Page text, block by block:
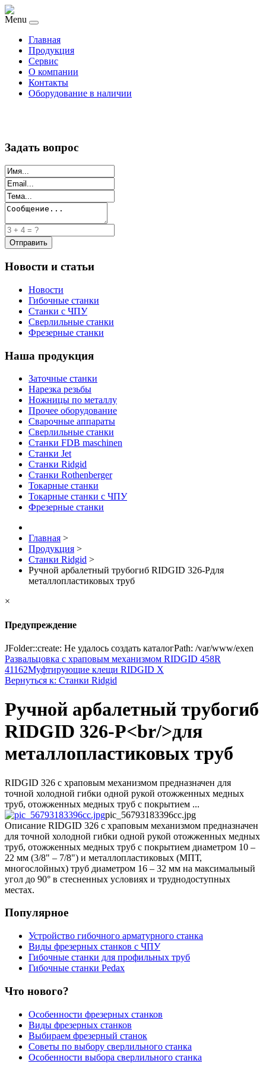
Menu
Главная
Продукция
Сервис
О компании
Контакты
Оборудование в наличии
Задать вопрос
Новости и статьи
Новости
Гибочные станки
Станки с ЧПУ
Сверлильные станки
Фрезерные станки
Наша продукция
Заточные станки
Нарезка резьбы
Ножницы по металлу
Прочее оборудование
Сварочные аппараты
Сверлильные станки
Станки FDB maschinen
Станки Jet
Станки Ridgid
Станки Rothenberger
Токарные станки
Токарные станки с ЧПУ
Фрезерные станки
Главная >
Продукция >
Станки Ridgid >
Ручной арбалетный трубогиб RIDGID 326-Pдля
металлопластиковых труб
×
Предупреждение
JFolder::create: Не удалось создать каталогPath: /var/www/exen
Развальцовка с храповым механизмом RIDGID 458R
41162Муфтирующие клещи RIDGID X
Вернуться к: Станки Ridgid
Ручной арбалетный трубогиб
RIDGID 326-P<br/>для
металлопластиковых труб
RIDGID 326 с храповым механизмом предназначен для
точной холодной гибки одной рукой отожженных медных
труб, отожженных медных труб с покрытием ...
pic_56793183396cc.jpg
Описание RIDGID 326 с храповым механизмом предназначен
для точной холодной гибки одной рукой отожженных медных
труб, отожженных медных труб с покрытием диаметром 10 –
22 мм (3/8" – 7/8") и металлопластиковых (МПТ,
многослойных) труб диаметром 16 – 32 мм на максимальный
угол до 90° в стесненных условиях и труднодоступных
местах.
Популярное
Устройство гибочного арматурного станка
Виды фрезерных станков с ЧПУ
Гибочные станки для профильных труб
Гибочные станки Pedax
Что нового?
Особенности фрезерных станков
Виды фрезерных станков
Выбираем фрезерный станок
Советы по выбору сверлильного станка
Особенности выбора сверлильного станка